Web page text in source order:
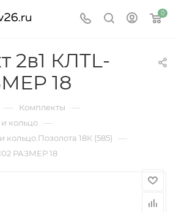
0
2в1 КЛТL-
18
— Комплекты —
и кольцо —
кольцо.Позолота 18К (585) —
РАЗМЕР 18